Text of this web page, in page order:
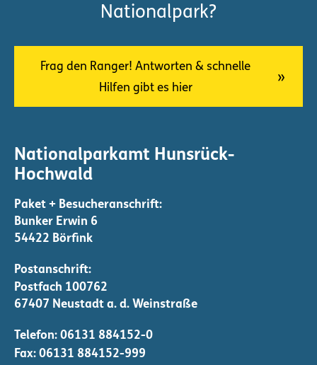
Nationalpark?
Frag den Ranger! Antworten & schnelle
Hilfen gibt es hier
Nationalparkamt Hunsrück-
Hochwald
Bunker Erwin 6
54422 Börfink
Telefon: 06131 884152-0
Fax: 06131 884152-999